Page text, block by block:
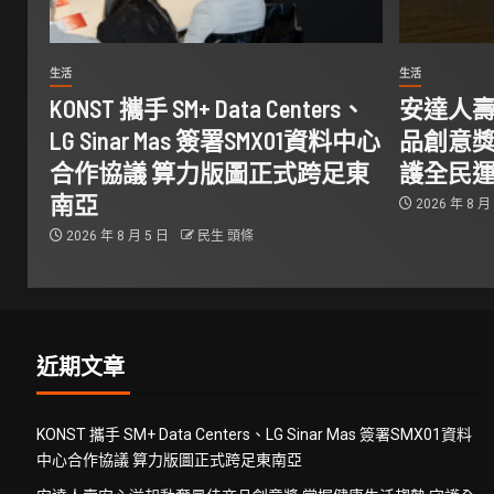
生活
KONST 攜手 SM+ Data Centers、
LG Sinar Mas 簽署SMX01資料中心
合作協議 算力版圖正式跨足東
南亞
2026 年 8 月 5 日 民生 頭條
生活
安達人
品創意
護全民
2026 年 8
近期文章
KONST 攜手 SM+ Data Centers、LG Sinar Mas 簽署SMX01資料
中心合作協議 算力版圖正式跨足東南亞